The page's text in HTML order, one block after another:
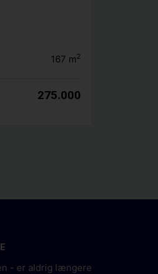
167 m2
275.000
- er aldrig længere